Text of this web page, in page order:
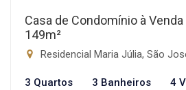
Casa de Condomínio à
149m²
Residencial Maria Júlia, São
3 Quartos 3 Banheiros 4